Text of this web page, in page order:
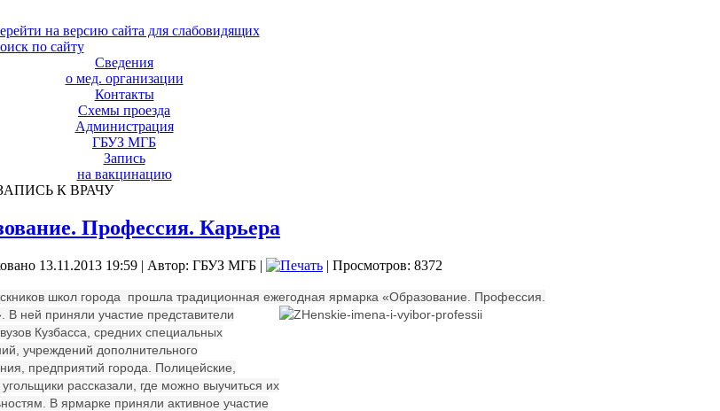
на версию сайта для слабовидящих
по сайту
Сведения
о мед. организации
Контакты
Схемы проезда
Администрация
ГБУЗ МГБ
Запись
на вакцинацию
К ВРАЧУ
Профессия. Карьера
13.11.2013 19:59 | Автор: ГБУЗ МГБ | | Просмотров: 8372
школ города прошла традиционная ежегодная ярмарка «Образование. Профессия.
В ней приняли участие представители
Кузбасса, средних специальных
учреждений дополнительного
предприятий города. Полицейские,
рассказали, где можно выучиться их
В ярмарке приняли активное участие